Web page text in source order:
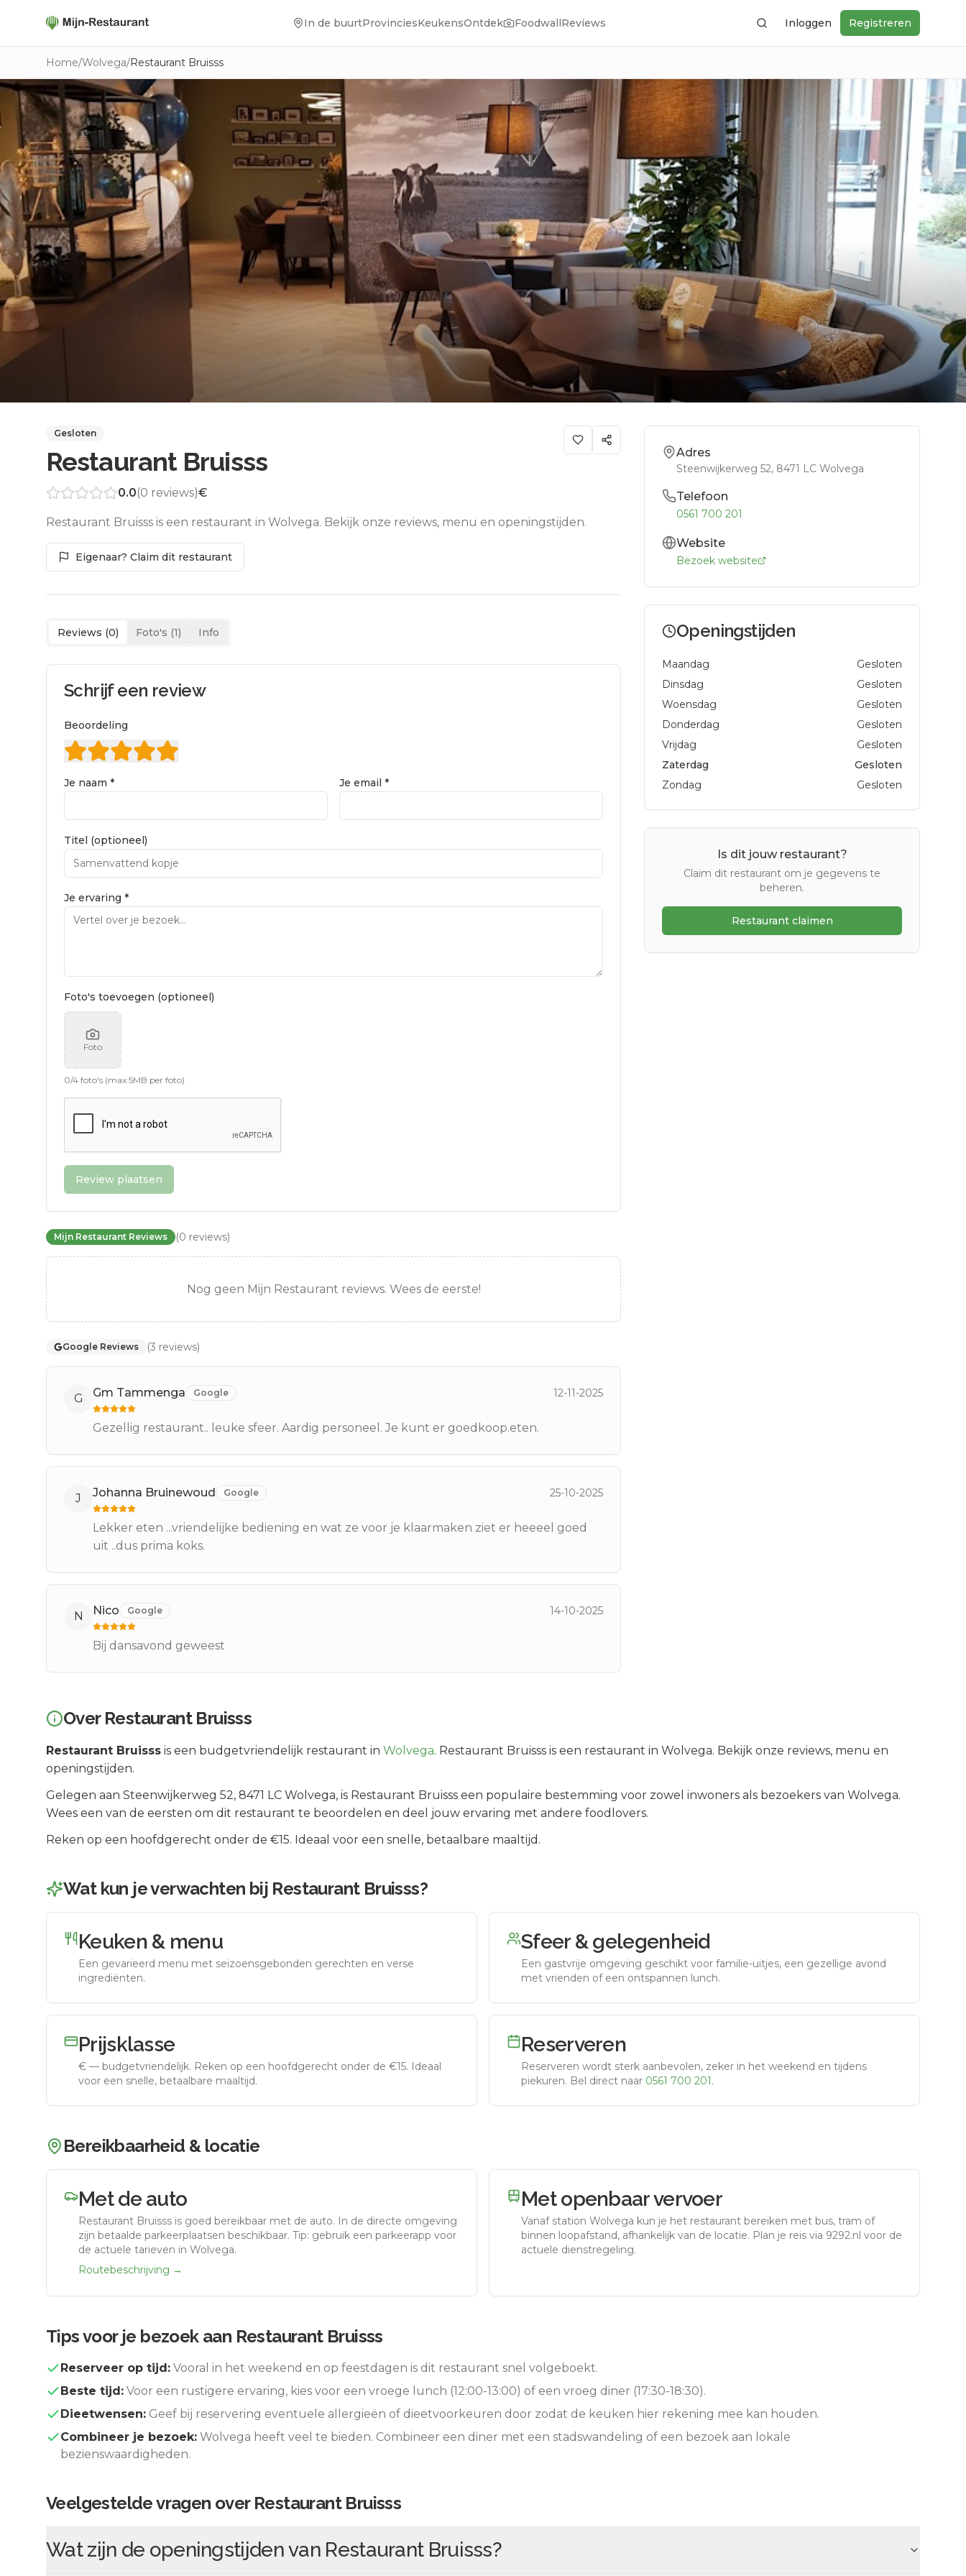
In de buurtProvinciesKeukensOntdek FoodwallReviews ZoekenInloggen Registreren
Home/Wolvega/Restaurant Bruisss
Gesloten
Restaurant Bruisss
0.0(0 reviews)€
Restaurant Bruisss is een restaurant in Wolvega. Bekijk onze reviews, menu en openingstijden.
Eigenaar? Claim dit restaurant
Reviews (0) Foto's (1) Info
Schrijf een review
Beoordeling
Je naam * Je email *
Titel (optioneel)
Je ervaring *
Foto's toevoegen (optioneel)
Foto
0/4 foto's (max 5MB per foto)
Review plaatsen
Mijn Restaurant Reviews (0 reviews)
Nog geen Mijn Restaurant reviews. Wees de eerste!
Google Reviews (3 reviews)
G Gm Tammenga Google 12-11-2025
Gezellig restaurant.. leuke sfeer. Aardig personeel. Je kunt er goedkoop.eten.
J Johanna Bruinewoud Google 25-10-2025
Lekker eten ...vriendelijke bediening en wat ze voor je klaarmaken ziet er heeeel goed
uit ..dus prima koks.
N Nico Google 14-10-2025
Bij dansavond geweest
Adres
Steenwijkerweg 52, 8471 LC Wolvega
Telefoon
0561 700 201
Website
Bezoek website
Openingstijden
Maandag
Gesloten
Dinsdag
Gesloten
Woensdag
Gesloten
Donderdag
Gesloten
Vrijdag
Gesloten
Zaterdag
Gesloten
Zondag
Gesloten
Is dit jouw restaurant?
Claim dit restaurant om je gegevens te
beheren.
Restaurant claimen
Over Restaurant Bruisss
Restaurant Bruisss is een budgetvriendelijk restaurant in Wolvega. Restaurant Bruisss is een restaurant in Wolvega. Bekijk onze reviews, menu en
openingstijden.
Gelegen aan Steenwijkerweg 52, 8471 LC Wolvega, is Restaurant Bruisss een populaire bestemming voor zowel inwoners als bezoekers van Wolvega.
Wees een van de eersten om dit restaurant te beoordelen en deel jouw ervaring met andere foodlovers.
Reken op een hoofdgerecht onder de €15. Ideaal voor een snelle, betaalbare maaltijd.
Wat kun je verwachten bij Restaurant Bruisss?
Keuken & menu
Een gevarieerd menu met seizoensgebonden gerechten en verse
ingrediënten.
Sfeer & gelegenheid
Een gastvrije omgeving geschikt voor familie-uitjes, een gezellige avond
met vrienden of een ontspannen lunch.
Prijsklasse
€ — budgetvriendelijk. Reken op een hoofdgerecht onder de €15. Ideaal
voor een snelle, betaalbare maaltijd.
Reserveren
Reserveren wordt sterk aanbevolen, zeker in het weekend en tijdens
piekuren. Bel direct naar 0561 700 201.
Bereikbaarheid & locatie
Met de auto
Restaurant Bruisss is goed bereikbaar met de auto. In de directe omgeving
zijn betaalde parkeerplaatsen beschikbaar. Tip: gebruik een parkeerapp voor
de actuele tarieven in Wolvega.
Routebeschrijving →
Met openbaar vervoer
Vanaf station Wolvega kun je het restaurant bereiken met bus, tram of
binnen loopafstand, afhankelijk van de locatie. Plan je reis via 9292.nl voor de
actuele dienstregeling.
Tips voor je bezoek aan Restaurant Bruisss
Reserveer op tijd: Vooral in het weekend en op feestdagen is dit restaurant snel volgeboekt.
Beste tijd: Voor een rustigere ervaring, kies voor een vroege lunch (12:00-13:00) of een vroeg diner (17:30-18:30).
Dieetwensen: Geef bij reservering eventuele allergieën of dieetvoorkeuren door zodat de keuken hier rekening mee kan houden.
Combineer je bezoek: Wolvega heeft veel te bieden. Combineer een diner met een stadswandeling of een bezoek aan lokale
bezienswaardigheden.
Veelgestelde vragen over Restaurant Bruisss
Wat zijn de openingstijden van Restaurant Bruisss?